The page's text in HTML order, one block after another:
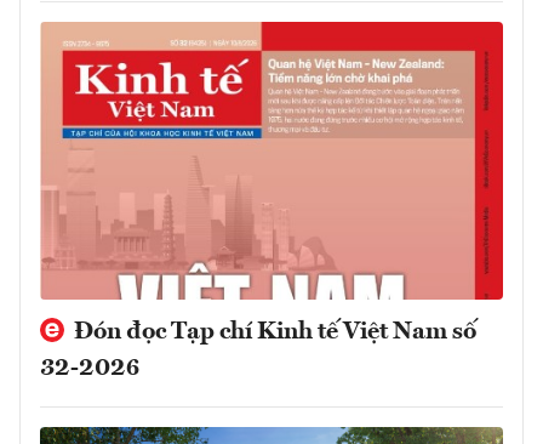
Đón đọc Tạp chí Kinh tế Việt Nam số
32-2026